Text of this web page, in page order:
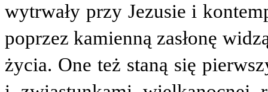
wytrwały przy Jezusie i
poprzez kamienną zasłonę
życia. One też staną się